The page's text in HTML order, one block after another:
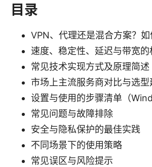
目录
VPN、代理还是混合方案？
速度、稳定性、延迟与带宽的
常见技术实现方式及原理简述
市场上主流服务商对比与选型
设置与使用的步骤清单（
常见问题与故障排除
安全与隐私保护的最佳实践
不同场景下的使用策略
常见误区与风险提示